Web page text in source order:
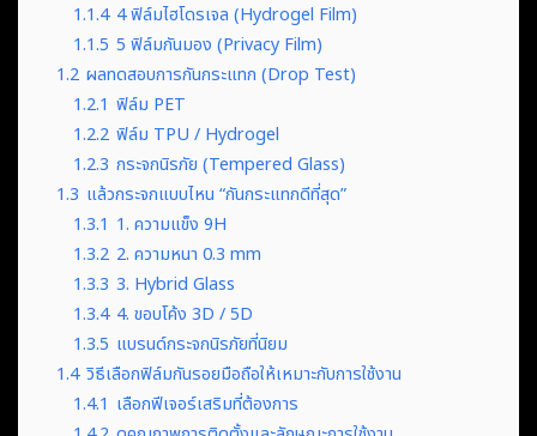
1.1.4 4 ฟิล์มไฮโดรเจล (Hydrogel Film)
1.1.5 5 ฟิล์มกันมอง (Privacy Film)
1.2 ผลทดสอบการกันกระแทก (Drop Test)
1.2.1 ฟิล์ม PET
1.2.2 ฟิล์ม TPU / Hydrogel
1.2.3 กระจกนิรภัย (Tempered Glass)
1.3 แล้วกระจกแบบไหน “กันกระแทกดีที่สุด”
1.3.1 1. ความแข็ง 9H
1.3.2 2. ความหนา 0.3 mm
1.3.3 3. Hybrid Glass
1.3.4 4. ขอบโค้ง 3D / 5D
1.3.5 แบรนด์กระจกนิรภัยที่นิยม
1.4 วิธีเลือกฟิล์มกันรอยมือถือให้เหมาะกับการใช้งาน
1.4.1 เลือกฟีเจอร์เสริมที่ต้องการ